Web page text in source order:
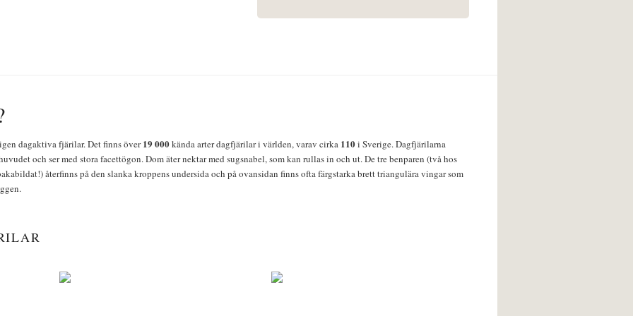
dagaktiva fjärilar. Det finns över19 000kända arter dagfjärilar i världen, varav cirka 110i Sverige. Dagfjärilarna
och ser med stora facettögon. Dom äter nektar med sugsnabel, som kan rullas in och ut. De tre benparen (två hos
återfinns på den slanka kroppens undersida och på ovansidan finns ofta färgstarka brett triangulära vingar som